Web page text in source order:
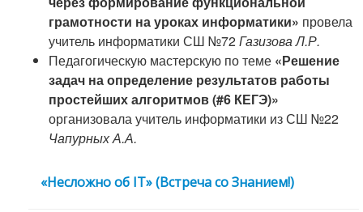
грамотности на уроках информатики» провела
учитель информатики СШ №72Газизова Л.Р.
Педагогическую мастерскую по теме «Решение
задач на определение результатов работы
простейших алгоритмов (#6 КЕГЭ)»
организовала учитель информатики из СШ №22
Чапурных А.А.
«Несложно об IT» (Встреча со Знанием!)